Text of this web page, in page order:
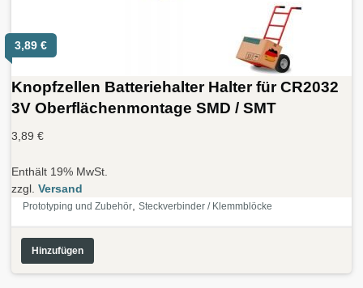
3,89 €
Knopfzellen Batteriehalter Halter für CR2032
3V Oberflächenmontage SMD / SMT
3,89 €
Enthält 19% MwSt.
zzgl. Versand
Prototyping und Zubehör Steckverbinder / Klemmblöcke
Hinzufügen